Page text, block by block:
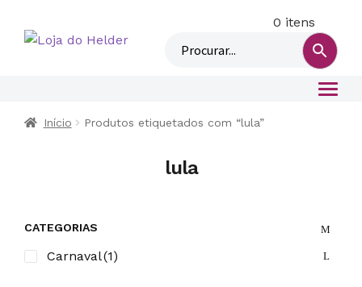
c
0 itens
Início Produtos etiquetados com “lula”
lula
CATEGORIAS
Carnaval(1)